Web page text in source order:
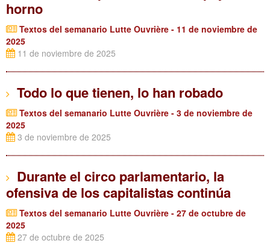
horno
Textos del semanario Lutte Ouvrière - 11 de noviembre de
2025
11 de noviembre de 2025
Todo lo que tienen, lo han robado
Textos del semanario Lutte Ouvrière - 3 de noviembre de
2025
3 de noviembre de 2025
Durante el circo parlamentario, la
ofensiva de los capitalistas continúa
Textos del semanario Lutte Ouvrière - 27 de octubre de
2025
27 de octubre de 2025